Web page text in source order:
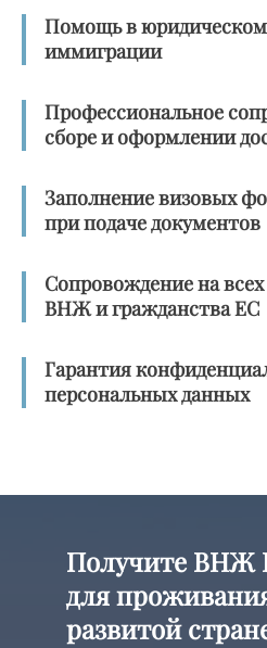
Помощь в
иммиграции
Профессиональное
сборе и оформлении
Заполнение визовых
при подаче документов
Сопровождение на
ВНЖ и гражданства ЕС
Гарантия
персональных данных
Получите ВНЖ
для
развитой